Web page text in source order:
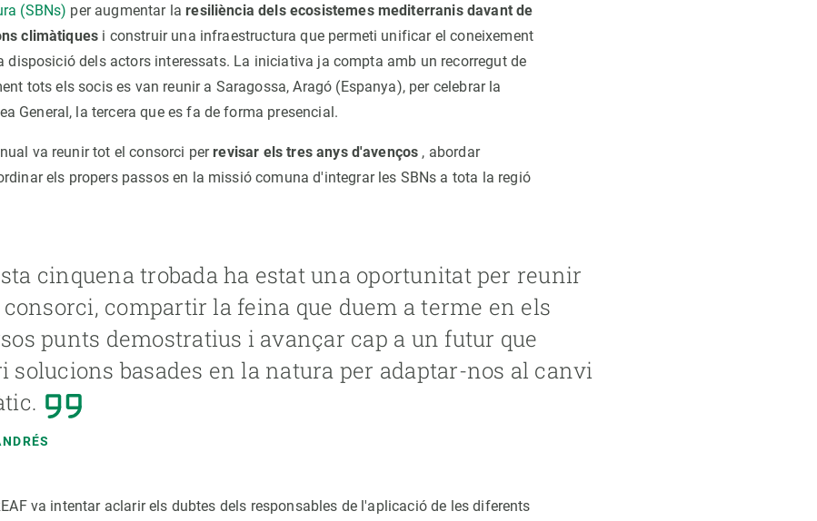
(SBNs) per augmentar laresiliència dels ecosistemes mediterranis davant de
climàtiques i construir una infraestructura que permeti unificar el coneixement
disposició dels actors interessats. La iniciativa ja compta amb un recorregut de
tots els socis es van reunir a Saragossa, Aragó (Espanya), per celebrar la
General, la tercera que es fa de forma presencial.
va reunir tot el consorci perrevisar els tres anys d'avenços , abordar
els propers passos en la missió comuna d'integrar les SBNs a tota la regió
cinquena trobada ha estat una oportunitat per reunir
compartir la feina que duem a terme en els
punts demostratius i avançar cap a un futur que
solucions basades en la natura per adaptar-nos al canvi
va intentar aclarir els dubtes dels responsables de l'aplicació de les diferents